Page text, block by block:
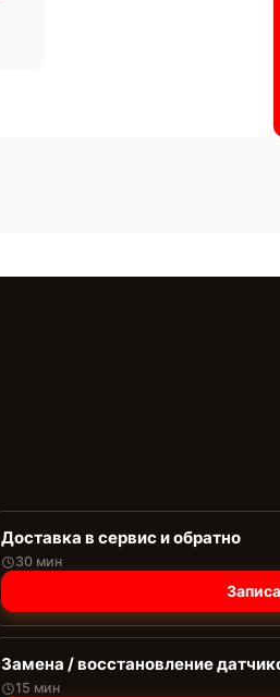
Доставка в сервис и обратно
30 мин
Замена / восстановление
15 мин